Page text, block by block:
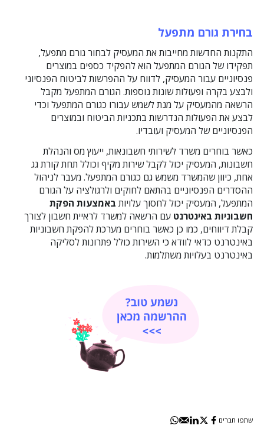
בחירת גורם מתפעל
התקנות החדשות מחייבות את המעסיק לבחור גורם מתפעל,
תפקידו של הגורם המתפעל הוא להפקיד כספים במוצרים
פנסיוניים עבור המעסיק, לדווח על ההפרשות לביטוח הפנסיוני
ולבצע בקרה ופעולות שונות נוספות. הגורם המתפעל מקבל
הרשאה מהמעסיק על מנת לשמש עבורו כגורם המתפעל וכדי
לבצע את הפעולות הנדרשות בתכניות הביטוח ובמוצרים
הפנסיוניים של המעסיק ועובדיו.
כאשר בוחרים משרד לשירותי חשבונאות, ייעוץ מס והנהלת
חשבונות, המעסיק יכול לקבל שירות מקיף וכולל תחת קורת גג
אחת, כיוון שהמשרד משמש גם כגורם המתפעל. מעבר לניהול
ההסדרים הפנסיוניים בהתאם לחוקים ולרגולציה על הגורם
המתפעל, המעסיק יכול לחסוך עלויות באמצעות הפקת
חשבוניות באינטרנט עם הרשאה למשרד לראיית חשבון לצורך
קבלת דיווחים, כמו כן כאשר בוחרים מערכת להפקת חשבוניות
באינטרנט כדאי לוודא כי השירות כולל פתרונות לסליקה
באינטרנט בעלויות משתלמות.
שתפו חברים